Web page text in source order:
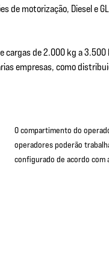
de motorização, Diesel e
cargas de 2.000 kg a
empresas, como
O compartimento do
operadores poderão
configurado de acordo com